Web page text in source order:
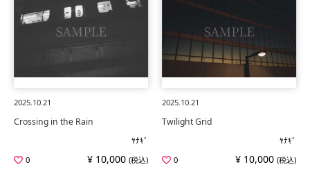
2025.10.21
Crossing in the Rain
ﾔﾅｷﾞ
0
¥ 10,000 (税込)
2025.10.21
Twilight Grid
ﾔﾅｷﾞ
0
¥ 10,000 (税込)